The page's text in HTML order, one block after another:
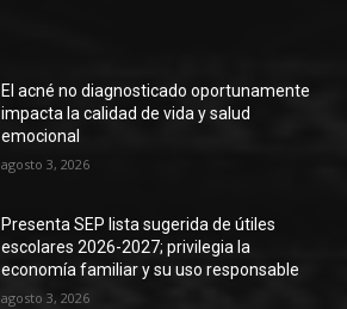
El acné no diagnosticado oportunamente
impacta la calidad de vida y salud
emocional
agosto 3, 2026
Presenta SEP lista sugerida de útiles
escolares 2026-2027; privilegia la
economía familiar y su uso responsable
agosto 3, 2026